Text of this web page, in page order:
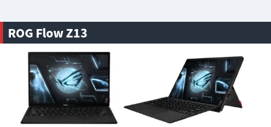
ROG Flow Z13